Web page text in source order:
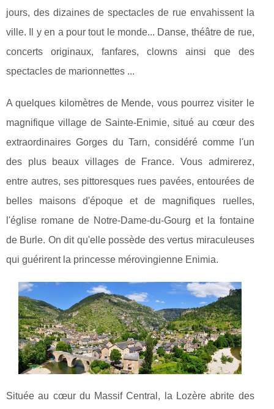
jours, des dizaines de spectacles de rue envahissent la
ville. Il y en a pour tout le monde... Danse, théâtre de rue,
concerts originaux, fanfares, clowns ainsi que des
spectacles de marionnettes ...
A quelques kilomètres de Mende, vous pourrez visiter le
magnifique village de Sainte-Enimie, situé au cœur des
extraordinaires Gorges du Tarn, considéré comme l'un
des plus beaux villages de France. Vous admirerez,
entre autres, ses pittoresques rues pavées, entourées de
belles maisons d'époque et de magnifiques ruelles,
l'église romane de Notre-Dame-du-Gourg et la fontaine
de Burle. On dit qu'elle possède des vertus miraculeuses
qui guérirent la princesse mérovingienne Enimia.
Située au cœur du Massif Central, la Lozère abrite des